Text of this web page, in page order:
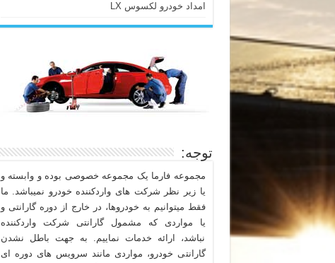
امداد خودرو لکسوس LX
توجه:
مجموعه فارما یک مجموعه خصوصی بوده و وابسته و
یا زیر نظر شرکت های واردکننده خودرو نمیباشد. ما
فقط میتوانیم به خودروها، در خارج از دوره گارانتی و
یا مواردی که مشمول گارانتی شرکت واردکننده
نباشد، ارائه خدمات نماییم. به جهت باطل نشدن
گارانتی خودرو، مواردی مانند سرویس های دوره ای